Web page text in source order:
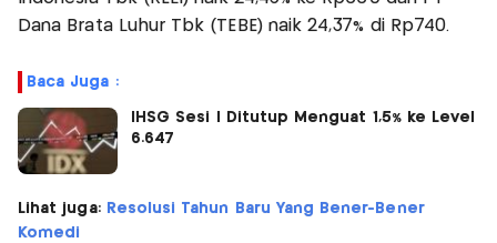
Dana Brata Luhur Tbk (TEBE) naik 24,37% di Rp740.
Baca Juga :
IHSG Sesi I Ditutup Menguat 1,5% ke Level
6.647
Lihat juga: Resolusi Tahun Baru Yang Bener-Bener
Komedi